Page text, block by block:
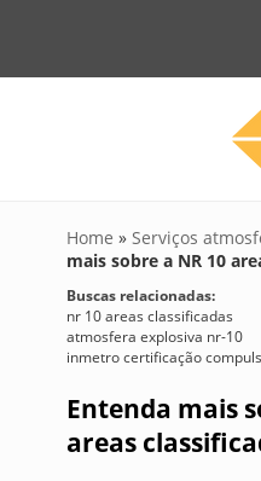
Home » Serviços
mais sobre a NR 10
Buscas relacionadas:
nr 10 areas classificadas
atmosfera explosiva nr-10
inmetro certificação
Entenda mais
areas